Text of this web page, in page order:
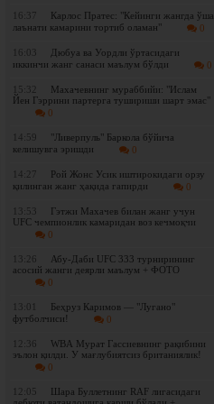
16:37
Карлос Пратес: "Кейинги жангда ўша
лаънати камарини тортиб оламан"
0
16:03
Дюбуа ва Уордли ўртасидаги
иккинчи жанг санаси маълум бўлди
0
15:32
Махачевнинг мураббийи: "Ислам
Йен Гэррини партерга тушириши шарт эмас"
0
14:59
"Ливерпуль" Баркола бўйича
келишувга эришди
0
14:27
Рой Жонс Усик иштирокидаги орзу
қилинган жанг ҳақида гапирди
0
13:53
Гэтжи Махачев билан жанг учун
UFC чемпионлик камаридан воз кечмоқчи
0
13:26
Абу-Даби UFC 333 турнирининг
асосий жанги деярли маълум + ФОТО
0
13:01
Беҳруз Каримов — "Лугано"
футболчиси!
0
12:36
WBА Мурат Гассиевнинг рақибини
эълон қилди. У мағлубиятсиз британиялик!
0
12:05
Шара Буллетнинг RAF лигасидаги